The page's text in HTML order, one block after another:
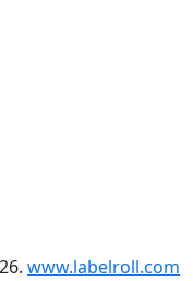
www.labelroll.com